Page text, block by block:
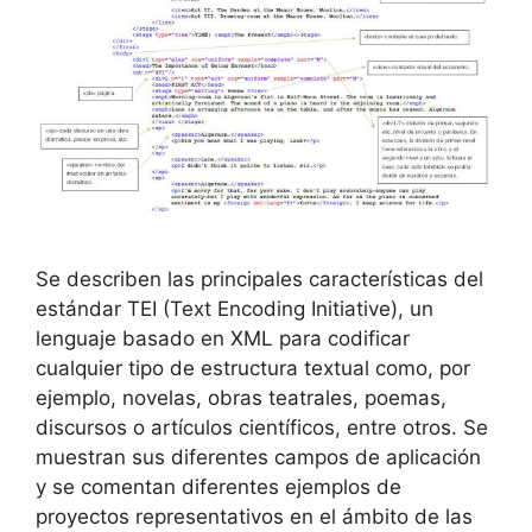
Se describen las principales características del
estándar TEI (Text Encoding Initiative), un
lenguaje basado en XML para codificar
cualquier tipo de estructura textual como, por
ejemplo, novelas, obras teatrales, poemas,
discursos o artículos científicos, entre otros. Se
muestran sus diferentes campos de aplicación
y se comentan diferentes ejemplos de
proyectos representativos en el ámbito de las